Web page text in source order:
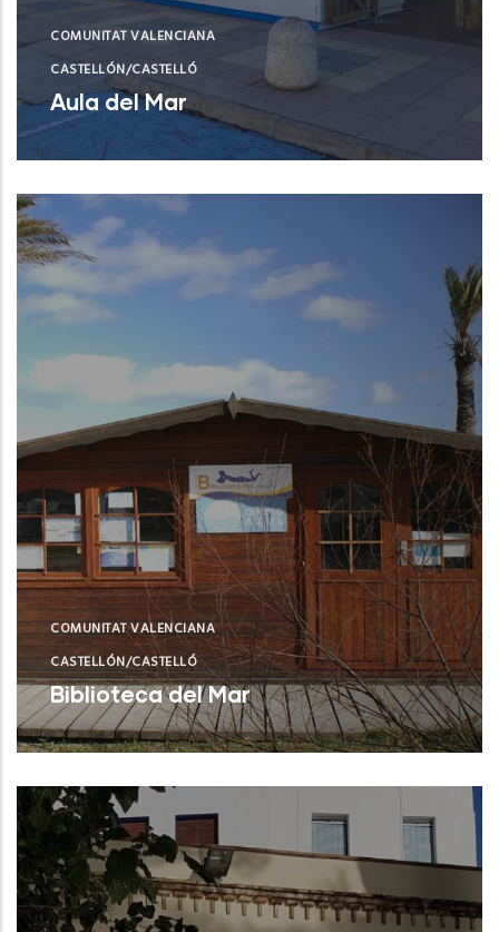
COMUNITAT VALENCIANA
CASTELLÓN/CASTELLÓ
Aula del Mar
Xilxes (Castelló/Castellón)
COMUNITAT VALENCIANA
CASTELLÓN/CASTELLÓ
Biblioteca del Mar
Castellón (Castelló/Castellón)